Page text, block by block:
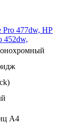
Pro 477dw, HP
452dw,
А4